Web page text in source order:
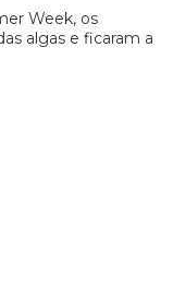
Week, os
algas e ficaram a